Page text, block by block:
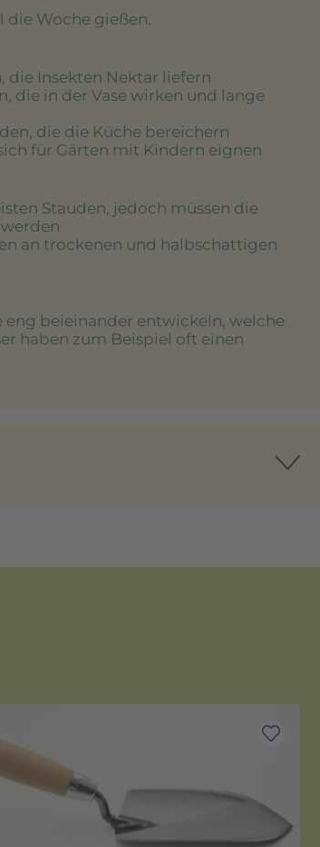
die Woche gießen.
die Insekten Nektar liefern
die in der Vase wirken und lange
die die Küche bereichern
für Gärten mit Kindern eignen
Stauden, jedoch müssen die
an trockenen und halbschattigen
eng beieinander entwickeln, welche
haben zum Beispiel oft einen